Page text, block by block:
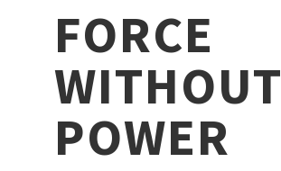
FORCE
WITHOUT
POWER